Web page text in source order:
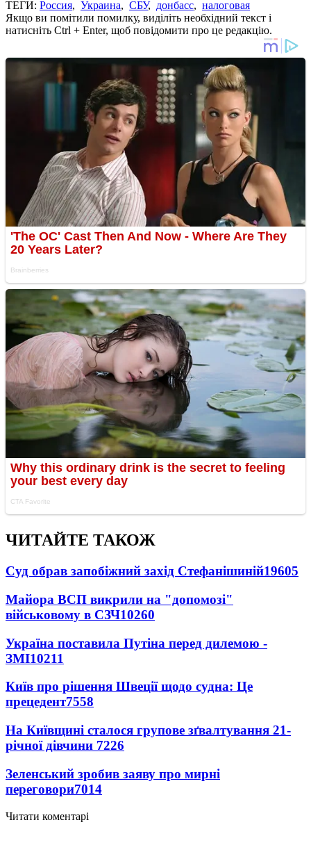
ТЕГИ: Россия, Украина, СБУ, донбасс, налоговая
Якщо ви помітили помилку, виділіть необхідний текст і
натисніть Ctrl + Enter, щоб повідомити про це редакцію.
ЧИТАЙТЕ ТАКОЖ
Суд обрав запобіжний захід Стефанішиній19605
Майора ВСП викрили на "допомозі"
військовому в СЗЧ10260
Україна поставила Путіна перед дилемою -
ЗМІ10211
Київ про рішення Швеції щодо судна: Це
прецедент7558
На Київщині сталося групове зґвалтування 21-
річної дівчини 7226
Зеленський зробив заяву про мирні
переговори7014
Читати коментарі